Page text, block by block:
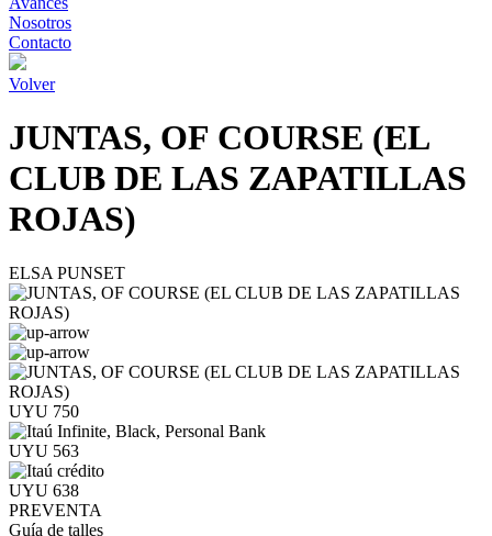
Nosotros
Contacto
Volver
JUNTAS, OF COURSE (EL
CLUB DE LAS ZAPATILLAS
ROJAS)
ELSA PUNSET
UYU 750
UYU 563
UYU 638
PREVENTA
Guía de talles